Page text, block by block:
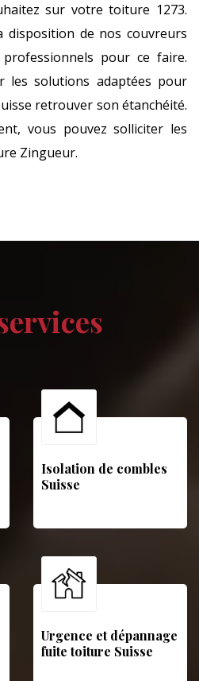
sur votre toiture 1273.
de nos couvreurs
pour ce faire.
les solutions adaptées pour
retrouver son étanchéité.
vous pouvez solliciter les
Zingueur.
Isolation de combles
Suisse
Urgence et dépannage
fuite toiture Suisse